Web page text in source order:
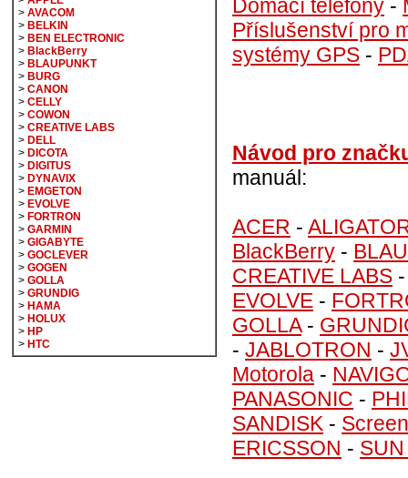
Domácí telefony -
Příslušenství pro
systémy GPS -
Návod pro
manuál:
ACER -
BlackBerry -
CREATIVE LABS
EVOLVE -
GOLLA-
- JABLOTRON -
Motorola -
PANASONIC -
SANDISK -
ERICSSON -
> AVACOM
> BELKIN
> BEN ELECTRONIC
> BlackBerry
> BLAUPUNKT
> BURG
> CANON
> CELLY
> COWON
> CREATIVE LABS
> DELL
> DICOTA
> DIGITUS
> DYNAVIX
> EMGETON
> EVOLVE
> FORTRON
> GARMIN
> GIGABYTE
> GOCLEVER
> GOGEN
> GOLLA
> GRUNDIG
> HAMA
> HOLUX
> HP
> HTC